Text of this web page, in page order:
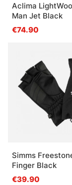
Aclima
Man Jet Black
€74.90
Simms
Finger Black
€39.90